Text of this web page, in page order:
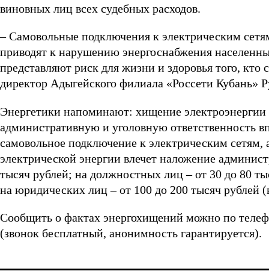
виновных лиц всех судебных расходов.
– Самовольные подключения к электрическим
приводят к нарушению энергоснабжения
представляют риск для жизни и здоровья того,
директор Адыгейского филиала «Россети Кубань»
Энергетики напоминают: хищение
административную и уголовную ответственность
самовольное подключение к электрическим сетям,
электрической энергии влечет наложение
тысяч рублей; на должностных лиц – от 30 до 80
на юридических лиц – от 100 до 200 тысяч рублей
Сообщить о фактах энергохищений можно по
(звонок бесплатный, анонимность гарантируется).